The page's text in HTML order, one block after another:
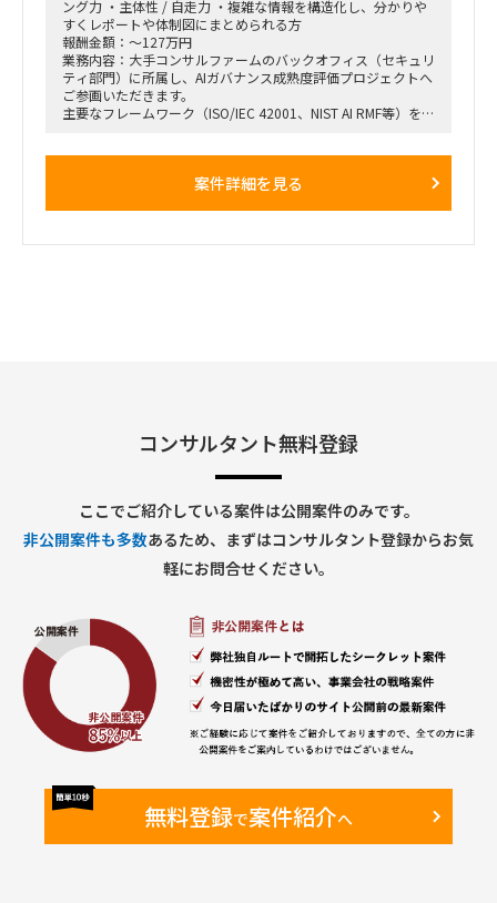
ング力 ・主体性 / 自走力 ・複雑な情報を構造化し、分かりや
すくレポートや体制図にまとめられる方
報酬金額：～127万円
業務内容：大手コンサルファームのバックオフィス（セキュリ
ティ部門）に所属し、AIガバナンス成熟度評価プロジェクトへ
ご参画いただきます。
主要なフレームワーク（ISO/IEC 42001、NIST AI RMF等）を活
関連部門（品質管理、セキュリティ、法務、コンプライアン
ス、ブランド等）へのヒアリング設計
・ヒアリングMTGのファシリテーション
・既存の社内規定・ルール・ポリシーのレビュー
・フレームワークに基づくギャップ分析
・部門横断的なリスクの整理と担当領域のマッピング
④可視化・レポーティング
⑤プロジェクト管理・調整業務
・セキュリティ部門AI担当者との連携・進捗共有
・進捗管理・課題管理
案件詳細を見る
コンサルタント無料登録
ここでご紹介している案件は公開案件のみです。
非公開案件も多数あるため、まずはコンサルタント登録からお気
軽にお問合せください。
無料登録で案件紹介へ